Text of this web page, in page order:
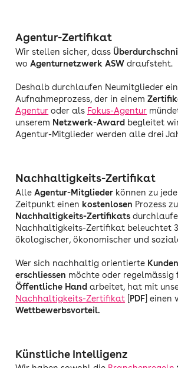
Agentur-Zertifikat
Wir stellen sicher, dass
woAgenturnetzwerk ASW draufsteht.
Deshalb durchlaufen Neumitglieder
Aufnahmeprozess, der in einem
Agentur oder als Fokus-Agentur
unserem Netzwerk-Award begleitet
Agentur-Mitglieder werden alle drei
Nachhaltigkeits-Zertifikat
AlleAgentur-Mitglieder können zu
Zeitpunkt einen kostenlosen Prozess
Nachhaltigkeits-Zertifikats
Nachhaltigkeits-Zertifikat beleuchtet
ökologischer, ökonomischer und
Wer sich nachhaltig orientierte
erschliessen möchte oder regelmässig
Öffentliche Hand arbeitet, hat mit
Nachhaltigkeits-Zertifikat [PDF] einen
Wettbewerbsvorteil.
Künstliche Intelligenz